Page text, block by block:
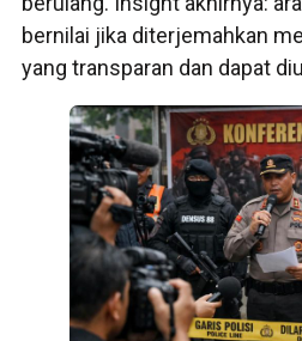
bernilai jika diterjemahkan
yang transparan dan dapat